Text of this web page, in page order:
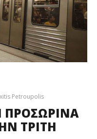
Petroupolis
ΠΡΟΣΩΡΙΝΑ
ΤΡΙΤΗ